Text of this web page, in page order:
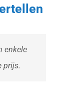
enkele
prijs.